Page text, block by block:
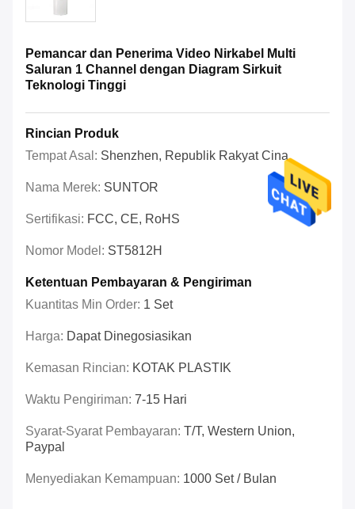
Pemancar dan Penerima Video Nirkabel Multi
Saluran 1 Channel dengan Diagram Sirkuit
Teknologi Tinggi
Rincian Produk
Tempat Asal: Shenzhen, Republik Rakyat Cina
Nama Merek: SUNTOR
Sertifikasi: FCC, CE, RoHS
Nomor Model: ST5812H
Ketentuan Pembayaran & Pengiriman
Kuantitas Min Order: 1 Set
Harga: Dapat Dinegosiasikan
Kemasan Rincian: KOTAK PLASTIK
Waktu Pengiriman: 7-15 Hari
Syarat-Syarat Pembayaran: T/T, Western Union,
Paypal
Menyediakan Kemampuan: 1000 Set / Bulan